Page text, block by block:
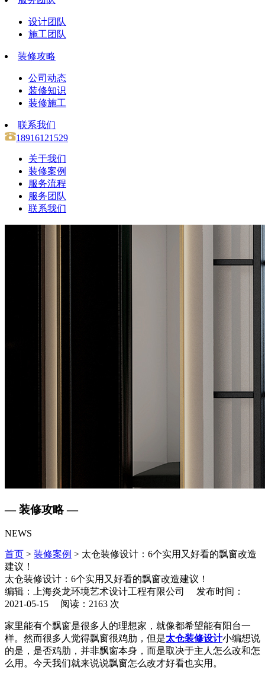
设计团队
施工团队
装修攻略
公司动态
装修知识
装修施工
联系我们
18916121529
关于我们
装修案例
服务流程
服务团队
联系我们
— 装修攻略 —
NEWS
首页 > 装修案例 > 太仓装修设计：6个实用又好看的飘窗改造
建议！
太仓装修设计：6个实用又好看的飘窗改造建议！
编辑：上海炎龙环境艺术设计工程有限公司 发布时间：
2021-05-15 阅读：2163 次
家里能有个飘窗是很多人的理想家，就像都希望能有阳台一
样。然而很多人觉得飘窗很鸡肋，但是太仓装修设计小编想说
的是，是否鸡肋，并非飘窗本身，而是取决于主人怎么改和怎
么用。今天我们就来说说飘窗怎么改才好看也实用。